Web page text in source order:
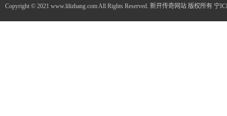
Copyright © 2021 www.lilizhang.com All Rights Reserved. 新开传奇网站 版权所有 宁